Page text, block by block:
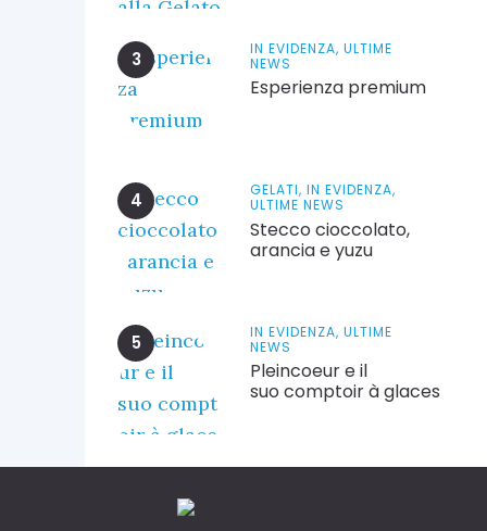
IN EVIDENZA, ULTIME
NEWS
Esperienza premium
GELATI, IN EVIDENZA,
ULTIME NEWS
Stecco cioccolato,
arancia e yuzu
IN EVIDENZA, ULTIME
NEWS
Pleincoeur e il
suo comptoir à glaces